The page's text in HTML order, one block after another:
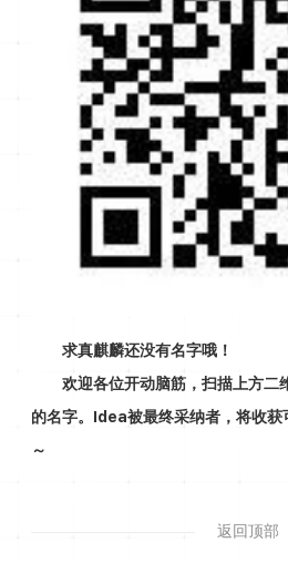
求真麒麟还没有名字哦！
欢迎各位开动脑筋， 扫描上方二
的名字。 Idea被最终采纳者， 将收获
～
返回顶部